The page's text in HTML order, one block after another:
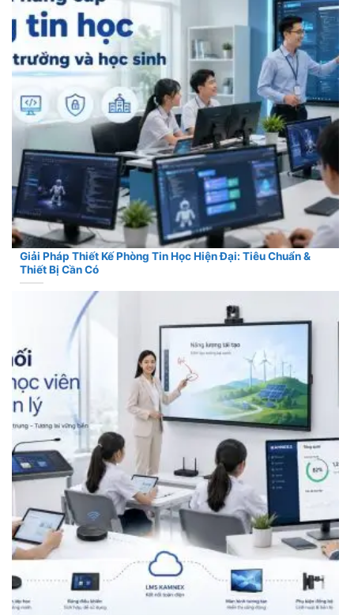
Giải Pháp Thiết Kế Phòng Tin Học Hiện Đại: Tiêu Chuẩn &
Thiết Bị Cần Có